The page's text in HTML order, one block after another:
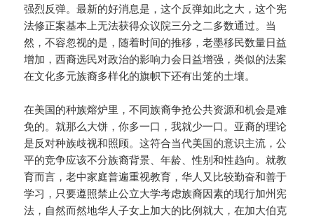
强烈反弹。最新的好消息是，这个反弹如此之大，这个宪
法修正案基本上无法获得众议院三分之二多数通过。当
然，不容忽视的是，随着时间的推移，老墨移民数量日益
增加，西裔选民对政治的影响力会日益增强，类似的法案
在文化多元族裔多样化的旗帜下还有出笼的土壤。
在美国的种族熔炉里，不同族裔争抢公共资源和机会是难
免的。就那么大饼，你多一口，我就少一口。亚裔的理论
是反对种族歧视和照顾。这符合当代美国的意识主流，公
平的竞争应该不分族裔背景、年龄、性别和性趋向。就教
育而言，老中家庭普遍重视教育，华人又比较勤奋和善于
学习，只要遵照禁止公立大学考虑族裔因素的现行加州宪
法，自然而然地华人子女上加大的比例就大，在加大伯克